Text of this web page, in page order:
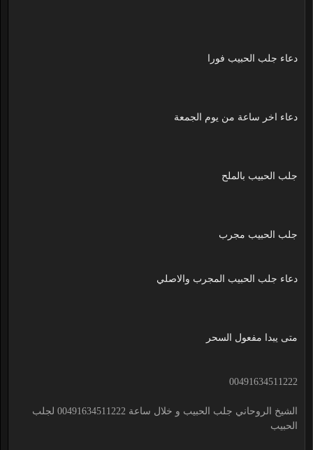
دعاء جلب الحبيب فورا
دعاء اخر ساعة من يوم الجمعة
جلب الحبيب بالملح
جلب الحبيب مجرب
دعاء جلب الحبيب المجرب والاصلي
متى يبدا مفعول السحر
00491634511222
الشيخ الروحاني جلب الحبيب و خلال ساعة 00491634511222 لجلب
الحبيب